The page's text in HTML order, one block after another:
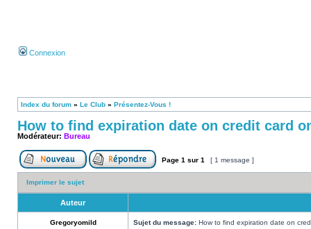
Connexion
Index du forum » Le Club » Présentez-Vous !
How to find expiration date on credit card
Modérateur: Bureau
Page 1 sur 1 [ 1 message ]
Imprimer le sujet
Auteur
Gregoryomild Sujet du message: How to find expiration date on